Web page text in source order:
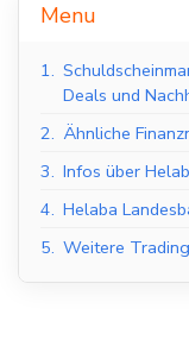
Menu
1.
Deals und
2. Ähnliche
3. Infos über
4. Helaba
5. Weitere